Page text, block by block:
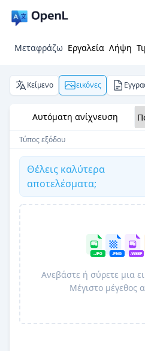
Μεταφράζω Εργαλεία Λήψη
Κείμενο εικόνες
Αυτόματη ανίχνευση
Τύπος εξόδου
Θέλεις καλύτερα
αποτελέσματα;
Ανεβάστε ή σύρετε μια
Μέγιστο μέγεθος